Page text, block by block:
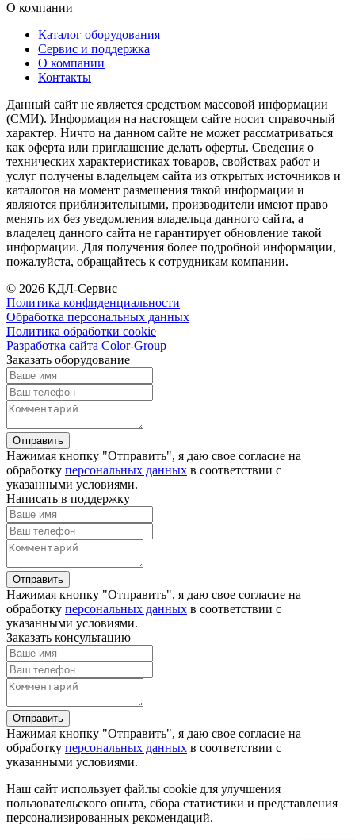
О компании
Каталог оборудования
Сервис и поддержка
О компании
Контакты
Данный сайт не является средством массовой информации
(СМИ). Информация на настоящем сайте носит справочный
характер. Ничто на данном сайте не может рассматриваться
как оферта или приглашение делать оферты. Сведения о
технических характеристиках товаров, свойствах работ и
услуг получены владельцем сайта из открытых источников и
каталогов на момент размещения такой информации и
являются приблизительными, производители имеют право
менять их без уведомления владельца данного сайта, а
владелец данного сайта не гарантирует обновление такой
информации. Для получения более подробной информации,
пожалуйста, обращайтесь к сотрудникам компании.
© 2026 КДЛ-Сервис
Политика конфиденциальности
Обработка персональных данных
Политика обработки cookie
Разработка сайта Color-Group
Заказать оборудование
Отправить
Нажимая кнопку "Отправить", я даю свое согласие на
обработку персональных данных в соответствии с
указанными условиями.
Написать в поддержку
Отправить
Нажимая кнопку "Отправить", я даю свое согласие на
обработку персональных данных в соответствии с
указанными условиями.
Заказать консультацию
Отправить
Нажимая кнопку "Отправить", я даю свое согласие на
обработку персональных данных в соответствии с
указанными условиями.
Наш сайт использует файлы cookie для улучшения
пользовательского опыта, сбора статистики и представления
персонализированных рекомендаций.